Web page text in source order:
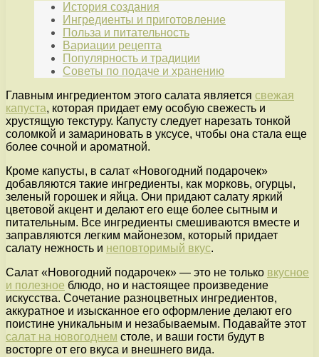
История создания
Ингредиенты и приготовление
Польза и питательность
Вариации рецепта
Популярность и традиции
Советы по подаче и хранению
Главным ингредиентом этого салата является свежая
капуста, которая придает ему особую свежесть и
хрустящую текстуру. Капусту следует нарезать тонкой
соломкой и замариновать в уксусе, чтобы она стала еще
более сочной и ароматной.
Кроме капусты, в салат «Новогодний подарочек»
добавляются такие ингредиенты, как морковь, огурцы,
зеленый горошек и яйца. Они придают салату яркий
цветовой акцент и делают его еще более сытным и
питательным. Все ингредиенты смешиваются вместе и
заправляются легким майонезом, который придает
салату нежность и неповторимый вкус.
Салат «Новогодний подарочек» — это не только вкусное
и полезное блюдо, но и настоящее произведение
искусства. Сочетание разноцветных ингредиентов,
аккуратное и изысканное его оформление делают его
поистине уникальным и незабываемым. Подавайте этот
салат на новогоднем столе, и ваши гости будут в
восторге от его вкуса и внешнего вида.